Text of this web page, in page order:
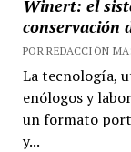
Winert: el
conservación
POR REDACCIÓN
La tecnología,
enólogos y
un formato
y...